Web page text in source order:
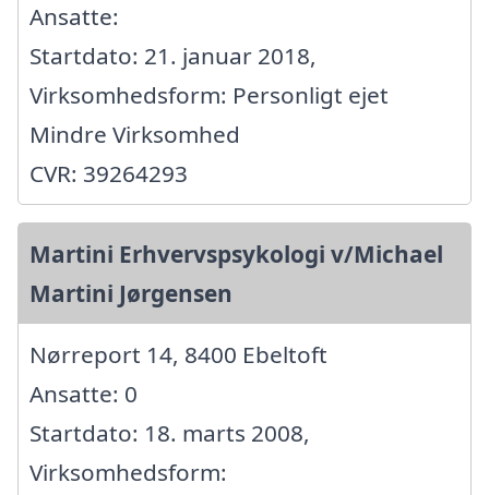
Ansatte:
Startdato: 21. januar 2018,
Virksomhedsform: Personligt ejet
Mindre Virksomhed
CVR: 39264293
Martini Erhvervspsykologi v/Michael
Martini Jørgensen
Nørreport 14, 8400 Ebeltoft
Ansatte: 0
Startdato: 18. marts 2008,
Virksomhedsform: